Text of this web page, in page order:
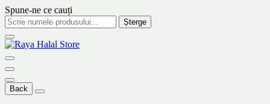
Spune-ne ce cauți
Șterge
Back